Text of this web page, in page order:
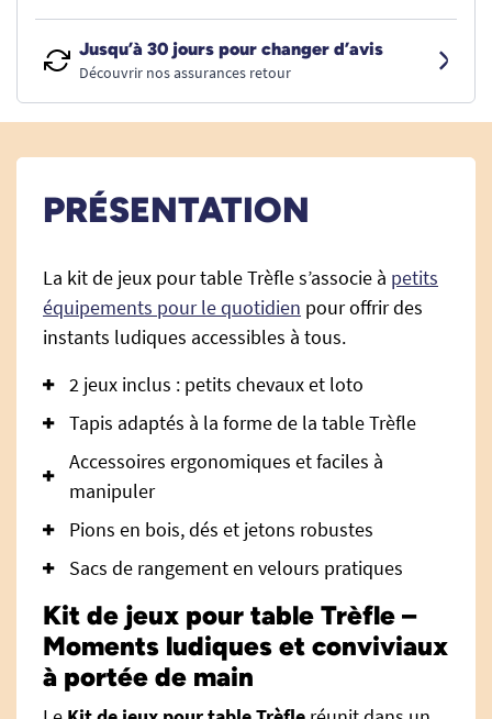
Jusqu’à 30 jours pour changer d’avis
Découvrir nos assurances retour
PRÉSENTATION
La kit de jeux pour table Trèfle s’associe à petits
équipements pour le quotidien pour offrir des
instants ludiques accessibles à tous.
2 jeux inclus : petits chevaux et loto
Tapis adaptés à la forme de la table Trèfle
Accessoires ergonomiques et faciles à
manipuler
Pions en bois, dés et jetons robustes
Sacs de rangement en velours pratiques
Kit de jeux pour table Trèfle –
Moments ludiques et conviviaux
à portée de main